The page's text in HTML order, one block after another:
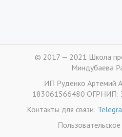
© 2017 — 2021 Школа
Миндубаева
ИП Руденко Артемий
183061566480 ОГРНИП:
Контакты для связи: